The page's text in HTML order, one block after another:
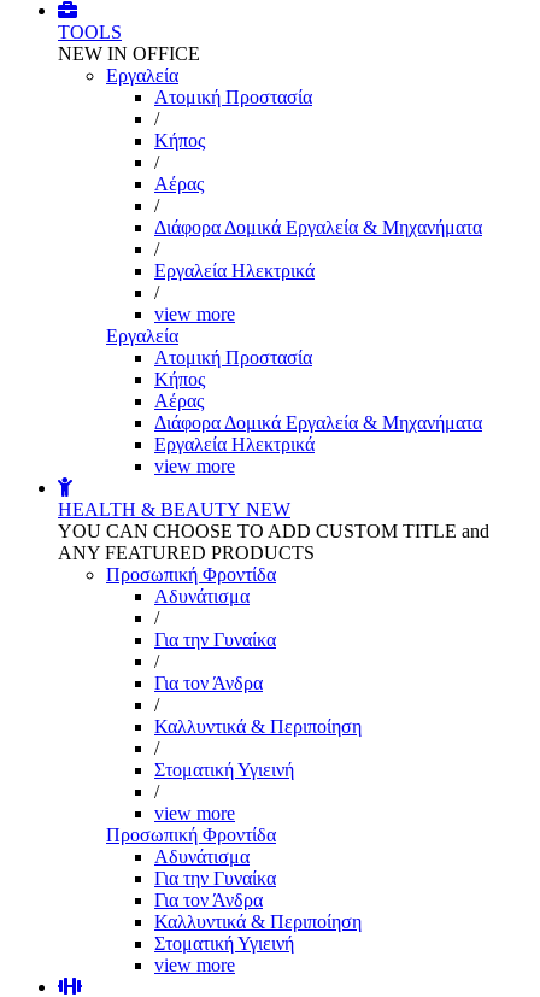
TOOLS
NEW IN OFFICE
Εργαλεία
Aτομική Προστασία
/
Kήπος
/
Αέρας
/
Διάφορα Δομικά Εργαλεία & Μηχανήματα
/
Εργαλεία Ηλεκτρικά
/
view more
Εργαλεία
Aτομική Προστασία
Kήπος
Αέρας
Διάφορα Δομικά Εργαλεία & Μηχανήματα
Εργαλεία Ηλεκτρικά
view more
HEALTH & BEAUTY NEW
YOU CAN CHOOSE TO ADD CUSTOM TITLE and
ANY FEATURED PRODUCTS
Προσωπική Φροντίδα
Αδυνάτισμα
/
Για την Γυναίκα
/
Για τον Άνδρα
/
Καλλυντικά & Περιποίηση
/
Στοματική Υγιεινή
/
view more
Προσωπική Φροντίδα
Αδυνάτισμα
Για την Γυναίκα
Για τον Άνδρα
Καλλυντικά & Περιποίηση
Στοματική Υγιεινή
view more